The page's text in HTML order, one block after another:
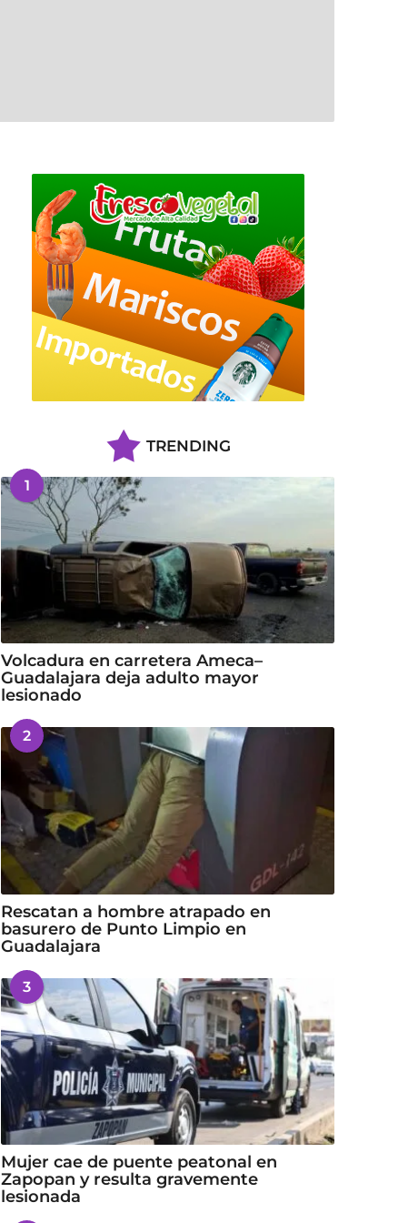
TRENDING
1
Volcadura en carretera Ameca–
Guadalajara deja adulto mayor
lesionado
2
Rescatan a hombre atrapado en
basurero de Punto Limpio en
Guadalajara
3
Mujer cae de puente peatonal en
Zapopan y resulta gravemente
lesionada